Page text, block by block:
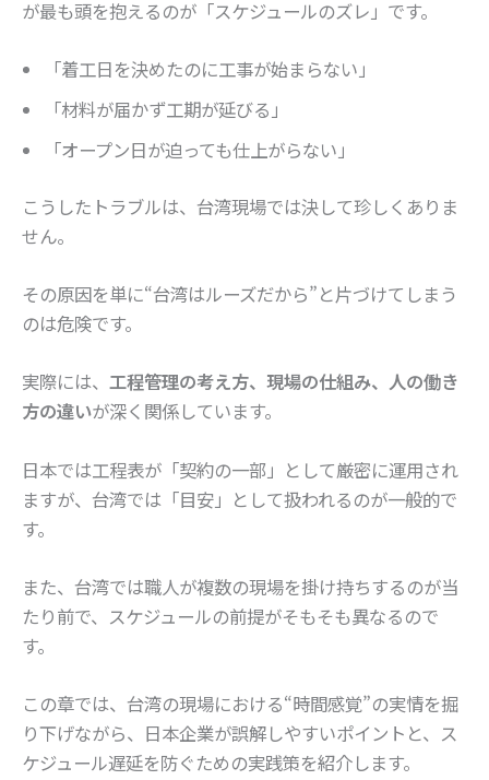
が最も頭を抱えるのが「スケジュールのズレ」です。
「着工日を決めたのに工事が始まらない」
「材料が届かず工期が延びる」
「オープン日が迫っても仕上がらない」
こうしたトラブルは、台湾現場では決して珍しくありま
せん。
その原因を単に“台湾はルーズだから”と片づけてしまう
のは危険です。
実際には、 工程管理の考え方、現場の仕組み、人の働き
方の違いが深く関係しています。
日本では工程表が「契約の一部」として厳密に運用され
ますが、台湾では「目安」として扱われるのが一般的で
す。
また、台湾では職人が複数の現場を掛け持ちするのが当
たり前で、スケジュールの前提がそもそも異なるので
す。
この章では、台湾の現場における“時間感覚”の実情を掘
り下げながら、日本企業が誤解しやすいポイントと、ス
ケジュール遅延を防ぐための実践策を紹介します。